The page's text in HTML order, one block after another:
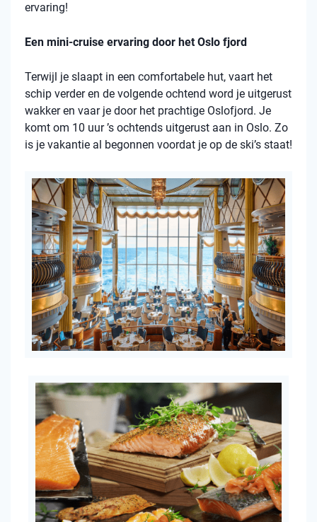
ervaring!
Een mini-cruise ervaring door het Oslo fjord
Terwijl je slaapt in een comfortabele hut, vaart het
schip verder en de volgende ochtend word je uitgerust
wakker en vaar je door het prachtige Oslofjord. Je
komt om 10 uur ’s ochtends uitgerust aan in Oslo. Zo
is je vakantie al begonnen voordat je op de ski’s staat!